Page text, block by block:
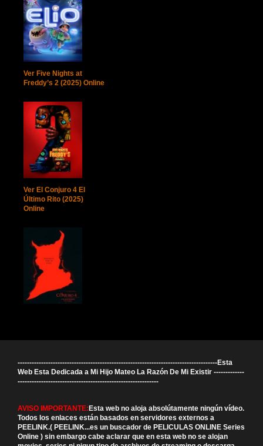
Ver Five Nights at
Freddy’s 2 (2025) Online
Ver El Conjuro 4 El
Último Rito (2025)
Online
-------------------------------------------------------------------------------------Esta
Web Esta Dedicada a Mi Hijo Mateo La Razón De Mi Existir -------------
------------------------------------------------------------
AVISO IMPORTANTE:Esta web no aloja absolútamente ningún vídeo.
Todos los enlaces están basados en servidores externos a
PEELINK.( PEELINK...es un buscador de PELICULAS ONLINE Series
Online ) sin embargo cabe aclarar que en esta web no se alojan